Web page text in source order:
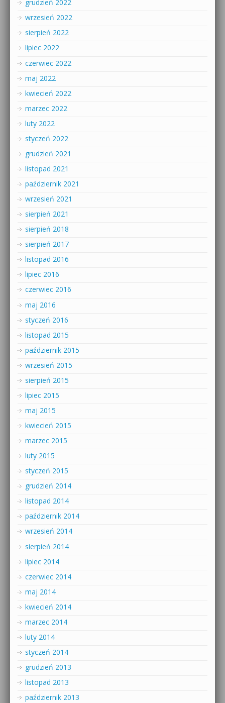
grudzień 2022
wrzesień 2022
sierpień 2022
lipiec 2022
czerwiec 2022
maj 2022
kwiecień 2022
marzec 2022
luty 2022
styczeń 2022
grudzień 2021
listopad 2021
październik 2021
wrzesień 2021
sierpień 2021
sierpień 2018
sierpień 2017
listopad 2016
lipiec 2016
czerwiec 2016
maj 2016
styczeń 2016
listopad 2015
październik 2015
wrzesień 2015
sierpień 2015
lipiec 2015
maj 2015
kwiecień 2015
marzec 2015
luty 2015
styczeń 2015
grudzień 2014
listopad 2014
październik 2014
wrzesień 2014
sierpień 2014
lipiec 2014
czerwiec 2014
maj 2014
kwiecień 2014
marzec 2014
luty 2014
styczeń 2014
grudzień 2013
listopad 2013
październik 2013